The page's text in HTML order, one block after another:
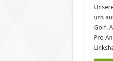
uns
Golf.
Pro